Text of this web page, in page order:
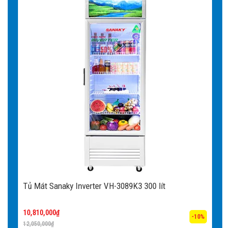
hàng, người sử dụng có thể dễ dàng sắp xếp các loại thực
phẩm theo từng ngăn sao cho tiện lợi nhất.
Khi trưng bày thực phẩm lâu ngày, các
loại bụi bẩn và mùi hôi khó chịu sẽ dần hình thành. Với lỗ
thoát nước được thiết kế bên trong, việc vệ sinh tủ định kì
sẽ được thực hiện dễ dàng, trả lại không gian làm lạnh
Tủ Mát Sanaky Inverter VH-3089K3 300 lít
12,050,000₫
10,810,000₫
-10%